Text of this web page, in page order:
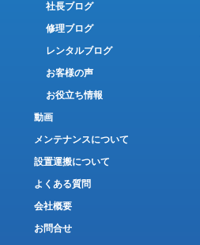
社長ブログ
修理ブログ
レンタルブログ
お客様の声
お役立ち情報
動画
メンテナンスについて
設置運搬について
よくある質問
会社概要
お問合せ